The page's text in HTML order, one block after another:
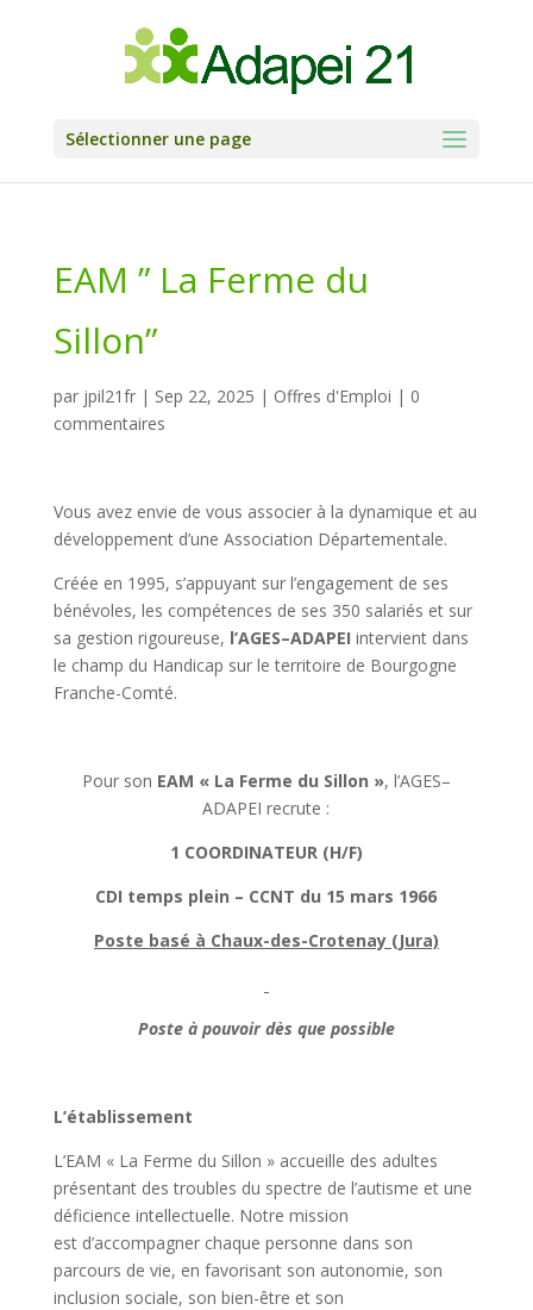
Sélectionner une page
EAM ” La Ferme du
Sillon”
par jpil21fr| Sep 22, 2025 | Offres d'Emploi | 0
commentaires
Vous avez envie de vous associer à la dynamique et au
développement d’une Association Départementale.
Créée en 1995, s’appuyant sur l’engagement de ses
bénévoles, les compétences de ses 350 salariés et sur
sa gestion rigoureuse, l’AGES–ADAPEI intervient dans
le champ du Handicap sur le territoire de Bourgogne
Franche-Comté.
Pour son EAM « La Ferme du Sillon », l’AGES–
ADAPEI recrute :
1 COORDINATEUR (H/F)
CDI temps plein – CCNT du 15 mars 1966
Poste basé à Chaux-des-Crotenay (Jura)
Poste à pouvoir dès que possible
L’établissement
L’EAM « La Ferme du Sillon » accueille des adultes
présentant des troubles du spectre de l’autisme et une
déficience intellectuelle. Notre mission
est d’accompagner chaque personne dans son
parcours de vie, en favorisant son autonomie, son
inclusion sociale, son bien-être et son